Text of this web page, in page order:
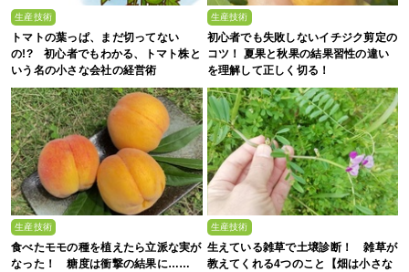
生産技術
トマトの葉っぱ、まだ切ってない
の!? 初心者でもわかる、トマト株と
いう名の小さな会社の経営術
生産技術
初心者でも失敗しないイチジク剪定の
コツ！ 夏果と秋果の結果習性の違い
を理解して正しく切る！
生産技術
食べたモモの種を植えたら立派な実が
なった！ 糖度は衝撃の結果に……
生産技術
生えている雑草で土壌診断！ 雑草が
教えてくれる4つのこと【畑は小さな